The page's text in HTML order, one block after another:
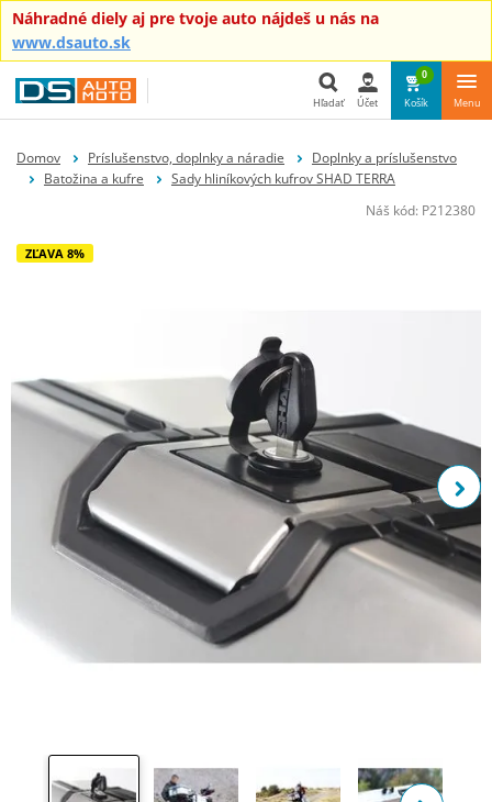
Náhradné diely aj pre tvoje auto nájdeš u nás na
www.dsauto.sk
Hľadať
Hľadať Účet
0
Košík Menu
Domov Príslušenstvo, doplnky a náradie
Doplnky a príslušenstvo
Batožina a kufre
Sady hliníkových kufrov SHAD TERRA
Náš kód: P212380
ZĽAVA 8%